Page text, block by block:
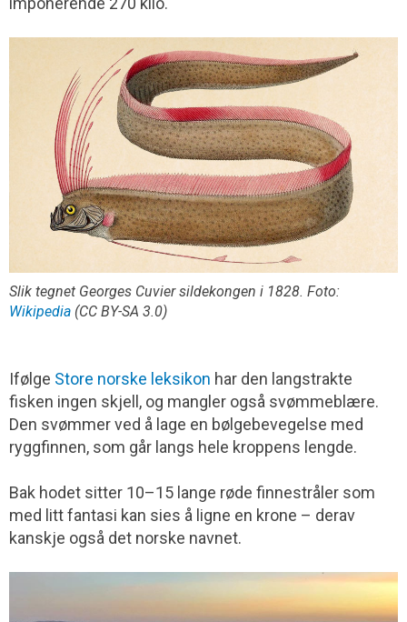
Slik tegnet Georges Cuvier sildekongen i 1828. Foto:
Wikipedia (CC BY-SA 3.0)
Ifølge Store norske leksikon har den langstrakte
fisken ingen skjell, og mangler også svømme­blære.
Den svømmer ved å lage en bølge­bevegelse med
ryggfinnen, som går langs hele kroppens lengde.
Bak hodet sitter 10–15 lange røde finnestråler som
med litt fantasi kan sies å ligne en krone – derav
kanskje også det norske navnet.